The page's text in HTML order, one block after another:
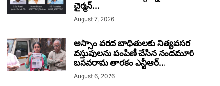
చైర్మన్...
August 7, 2026
అస్సాం వరద బాధితులకు నిత్యవసర
వస్తువులను పంపిణీ చేసిన నందమూరి
బసవరామ తారకం ఎన్టీఆర్...
August 6, 2026